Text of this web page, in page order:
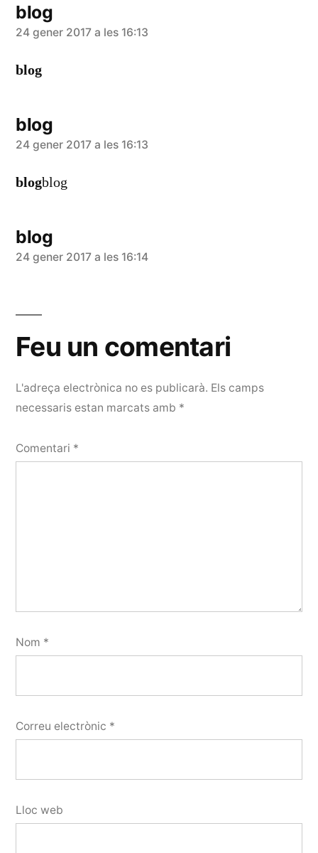
blog
diu:
24 gener 2017 a les 16:13
blog
blog
diu:
24 gener 2017 a les 16:13
blogblog
blog
diu:
24 gener 2017 a les 16:14
Feu un comentari
L'adreça electrònica no es publicarà. Els camps
necessaris estan marcats amb *
Comentari *
Nom *
Correu electrònic *
Lloc web